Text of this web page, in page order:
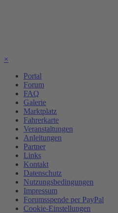
×
Portal
Forum
FAQ
Galerie
Marktplatz
Fahrerkarte
Veranstaltungen
Anleitungen
Partner
Links
Kontakt
Datenschutz
Nutzungsbedingungen
Impressum
Forumsspende per PayPal
Cookie-Einstellungen